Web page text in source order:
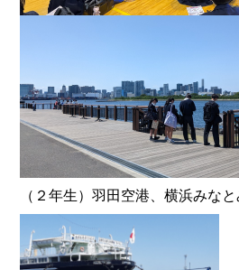
（２年生）羽田空港、横浜みな